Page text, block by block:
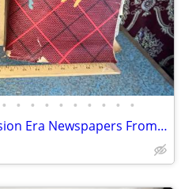
• • • • • • • • • •
Scrap Books 1930s Depression Era Newspapers From South Dakota